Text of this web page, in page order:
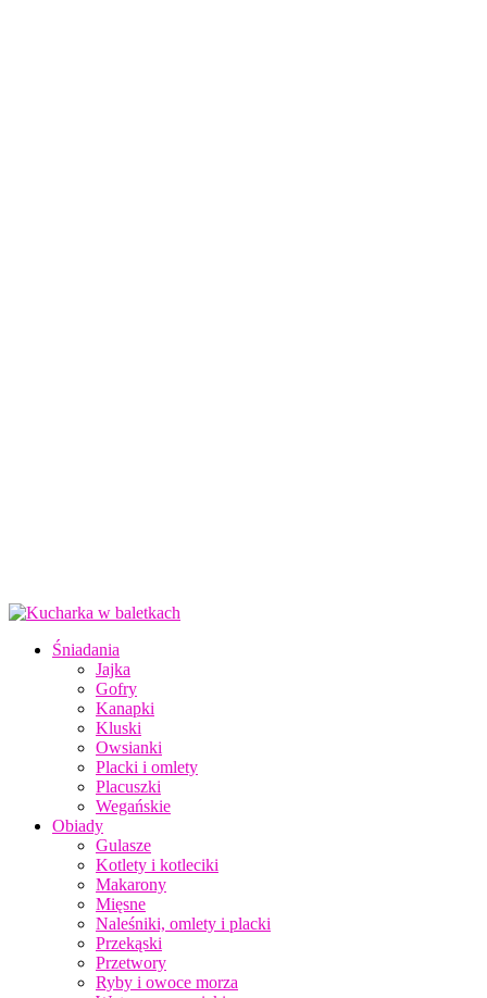
Śniadania
Jajka
Gofry
Kanapki
Kluski
Owsianki
Placki i omlety
Placuszki
Wegańskie
Obiady
Gulasze
Kotlety i kotleciki
Makarony
Mięsne
Naleśniki, omlety i placki
Przekąski
Przetwory
Ryby i owoce morza